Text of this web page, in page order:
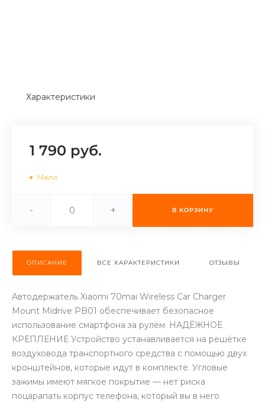
об оплате Плайтом
Остались вопросы?
Характеристики
1 790 руб.
Мало
- + В КОРЗИНУ
ОПИСАНИЕ ВСЕ ХАРАКТЕРИСТИКИ ОТЗЫВЫ
Автодержатель Xiaomi 70mai Wireless Car Charger
Mount Midrive PB01 обеспечивает безопасное
использование смартфона за рулём. НАДЁЖНОЕ
КРЕПЛЕНИЕ Устройство устанавливается на решётке
воздуховода транспортного средства с помощью двух
кронштейнов, которые идут в комплекте. Угловые
зажимы имеют мягкое покрытие — нет риска
поцарапать корпус телефона, который вы в него